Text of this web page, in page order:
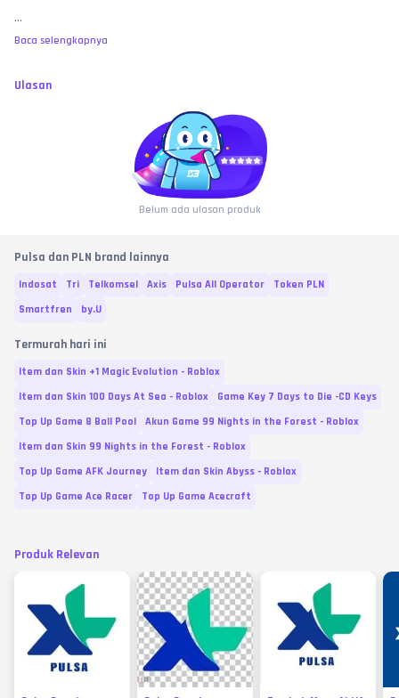
...
Baca selengkapnya
Ulasan
Belum ada ulasan produk
Pulsa dan PLN brand lainnya
Indosat Tri Telkomsel Axis Pulsa All Operator
Token PLN
Smartfren
by.U
Termurah hari ini
Item dan Skin +1 Magic Evolution - Roblox
Item dan Skin 100 Days At Sea - Roblox
Game Key 7 Days to Die -CD Keys
Top Up Game 8 Ball Pool
Akun Game 99 Nights in the Forest - Roblox
Item dan Skin 99 Nights in the Forest - Roblox
Top Up Game AFK Journey
Item dan Skin Abyss - Roblox
Top Up Game Ace Racer
Top Up Game Acecraft
Produk Relevan